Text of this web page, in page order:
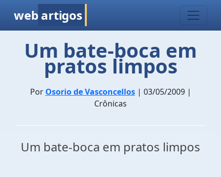
web artigos
Um bate-boca em
pratos limpos
Por Osorio de Vasconcellos| 03/05/2009 |
Crônicas
Um bate-boca em pratos limpos